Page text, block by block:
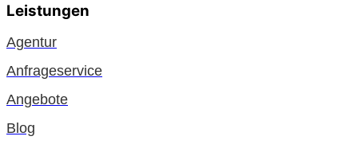
Leistungen
Agentur
Anfrageservice
Angebote
Blog